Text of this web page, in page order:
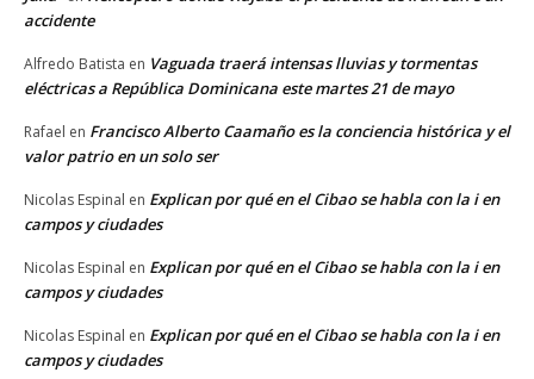
accidente
Alfredo Batista en Vaguada traerá intensas lluvias y tormentas
eléctricas a República Dominicana este martes 21 de mayo
Rafael en Francisco Alberto Caamaño es la conciencia histórica y el
valor patrio en un solo ser
Nicolas Espinal en Explican por qué en el Cibao se habla con la i en
campos y ciudades
Nicolas Espinal en Explican por qué en el Cibao se habla con la i en
campos y ciudades
Nicolas Espinal en Explican por qué en el Cibao se habla con la i en
campos y ciudades